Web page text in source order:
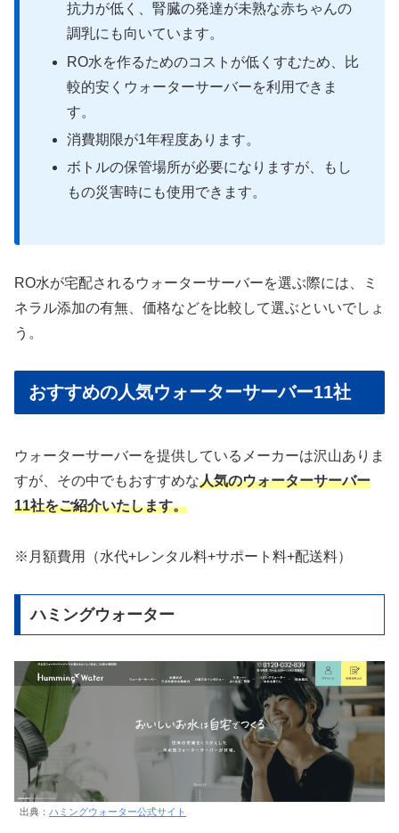
抗力が低く、腎臓の発達が未熟な赤ちゃんの
調乳にも向いています。
RO水を作るためのコストが低くすむため、比
較的安くウォーターサーバーを利用できま
す。
消費期限が1年程度あります。
ボトルの保管場所が必要になりますが、もし
もの災害時にも使用できます。
RO水が宅配されるウォーターサーバーを選ぶ際には、ミ
ネラル添加の有無、価格などを比較して選ぶといいでしょ
う。
おすすめの人気ウォーターサーバー11社
ウォーターサーバーを提供しているメーカーは沢山ありま
すが、その中でもおすすめな人気のウォーターサーバー
11社をご紹介いたします。
※月額費用（水代+レンタル料+サポート料+配送料）
ハミングウォーター
出典： ハミングウォーター公式サイト